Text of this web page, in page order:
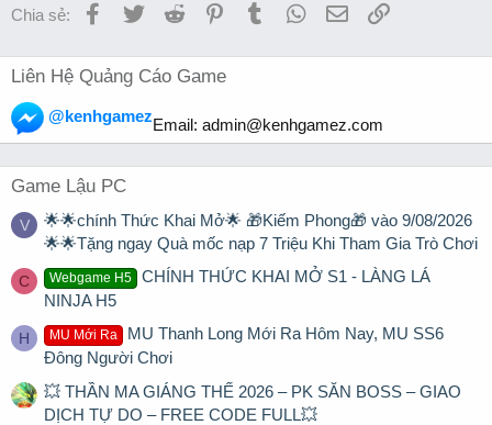
Chia sẻ: Facebook
TwitterReddit PinterestTumblrWhatsApp
EmailLink
Liên Hệ Quảng Cáo Game
@kenhgamezEmail: admin@kenhgamez.com
Game Lậu PC
V
🌟🌟chính Thức Khai Mở🌟 🎁Kiếm Phong🎁 vào 9/08/2026
🌟🌟Tặng ngay Quà mốc nạp 7 Triệu Khi Tham Gia Trò Chơi
C Webgame H5
CHÍNH THỨC KHAI MỞ S1 - LÀNG LÁ
NINJA H5
H MU Mới Ra
MU Thanh Long Mới Ra Hôm Nay, MU SS6
Đông Người Chơi
💥 THẦN MA GIÁNG THẾ 2026 – PK SĂN BOSS – GIAO
DỊCH TỰ DO – FREE CODE FULL💥